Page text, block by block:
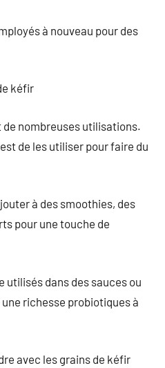
à nouveau pour des
kéfir
nombreuses utilisations.
de les utiliser pour faire du
à des smoothies, des
pour une touche de
utilisés dans des sauces ou
richesse probiotiques à
avec les grains de kéfir